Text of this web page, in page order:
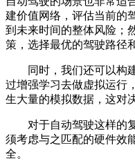
建价值网络，评估当前的
到未来时间的整体风险；
策，选择最优的驾驶路径
同时，我们还可以构建
过增强学习去做虚拟运行
生大量的模拟数据，这对
对于自动驾驶这样的复
须考虑与之匹配的硬件效
全。